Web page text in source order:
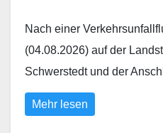
Nach einer
(04.08.2026) auf der
Schwerstedt und der
Mehr lesen